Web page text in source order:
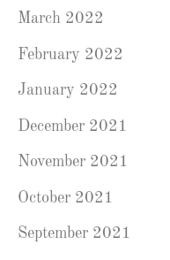
March 2022
February 2022
January 2022
December 2021
November 2021
October 2021
September 2021